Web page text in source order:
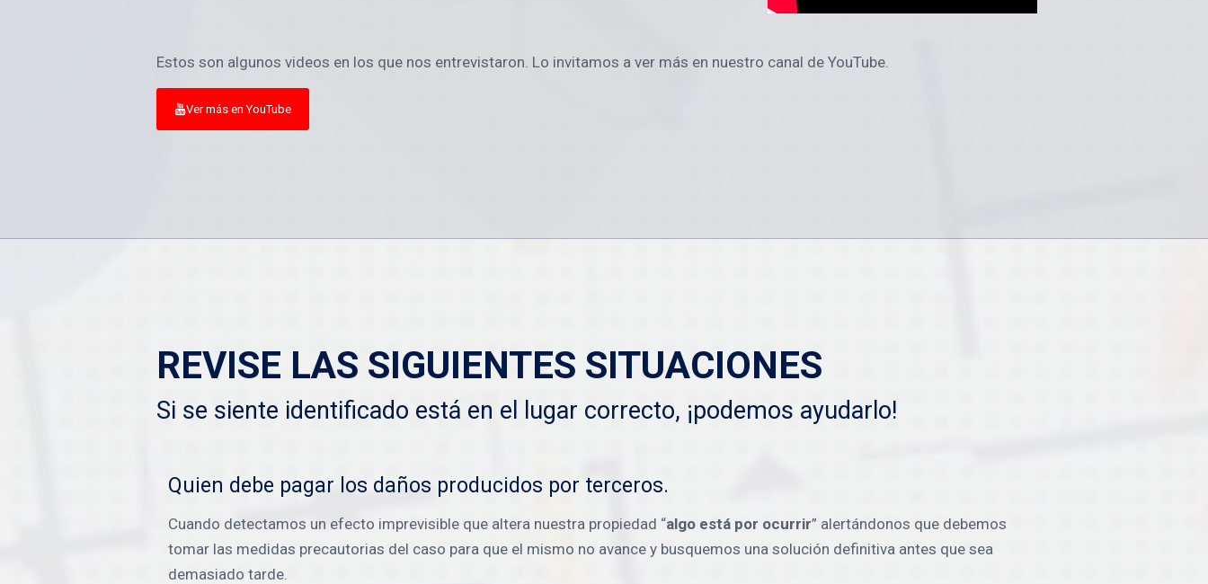
Estos son algunos videos en los que nos entrevistaron. Lo invitamos a ver más en nuestro canal de YouTube.
Ver más en YouTube
REVISE LAS SIGUIENTES SITUACIONES
Si se siente identificado está en el lugar correcto, ¡podemos ayudarlo!
Quien debe pagar los daños producidos por terceros.
Cuando detectamos un efecto imprevisible que altera nuestra propiedad “algo está por ocurrir” alertándonos que debemos
tomar las medidas precautorias del caso para que el mismo no avance y busquemos una solución definitiva antes que sea
demasiado tarde.